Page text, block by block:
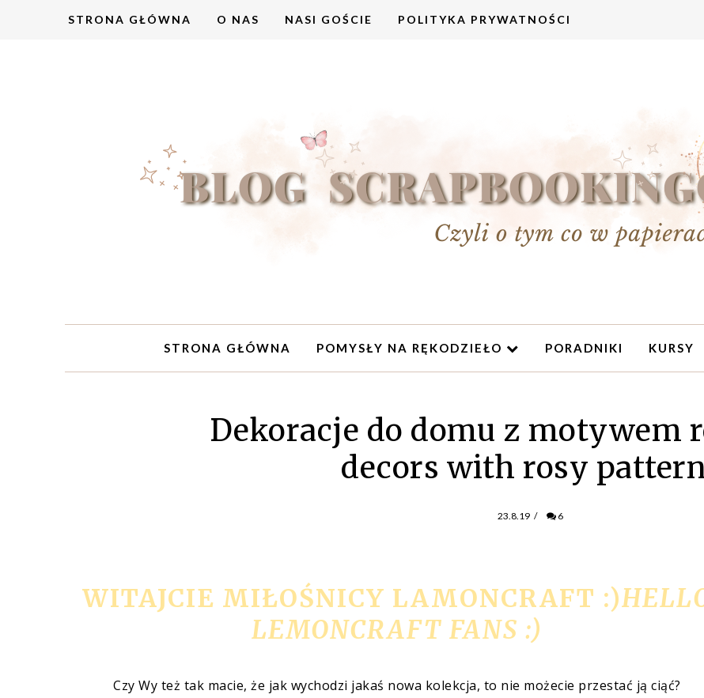
STRONA GŁÓWNA O NAS NASI GOŚCIE POLITYKA PRYWATNOŚCI
STRONA GŁÓWNA POMYSŁY NA RĘKODZIEŁO PORADNIKI KURSY
Dekoracje do domu z motywem
decors with rosy
23.8.19 / 6
WITAJCIE MIŁOŚNICY LAMONCRAFT :)
LEMONCRAFT FANS :)
Czy Wy też tak macie, że jak wychodzi jakaś nowa kolekcja, to nie możecie przestać ją ciąć?